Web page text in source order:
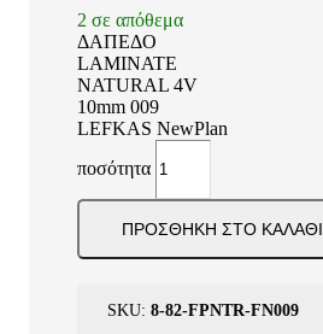
2 σε απόθεμα
ΔΑΠΕΔΟ
LAMINATE
NATURAL 4V
10mm 009
LEFKAS NewPlan
ποσότητα
ΠΡΟΣΘΉΚΗ ΣΤΟ ΚΑΛΆΘΙ
SKU: 8-82-FPNTR-FN009